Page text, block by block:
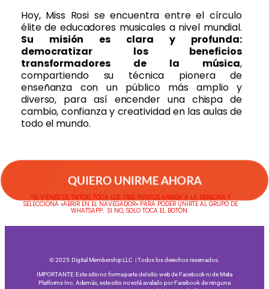
Hoy, Miss Rosi se encuentra entre el círculo
élite de educadores musicales a nivel mundial.
Su misión es clara y profunda:
democratizar los beneficios
transformadores de la música,
compartiendo su técnica pionera de
enseñanza con un público más amplio y
diverso, para así encender una chispa de
cambio, confianza y creatividad en las aulas de
todo el mundo.
QUIERO UNIRME AHORA
*SI VIENES DE TIKTOK, TOCA LOS TRES PUNTOS ARRIBA A LA DERECHA Y
SELECCIONA «ABRIR EN EL NAVEGADOR» PARA PODER UNIRTE AL GRUPO DE
WHATSAPP. SI NO, SOLO TOCA EL BOTÓN.
© 2025 Digital Membership LLC | Todos los derechos reservados.
IMPORTANTE: Este sitio no forma parte del sitio web de Facebook ni de Meta
Platforms Inc. Además, este sitio no está avalado por Facebook de ninguna